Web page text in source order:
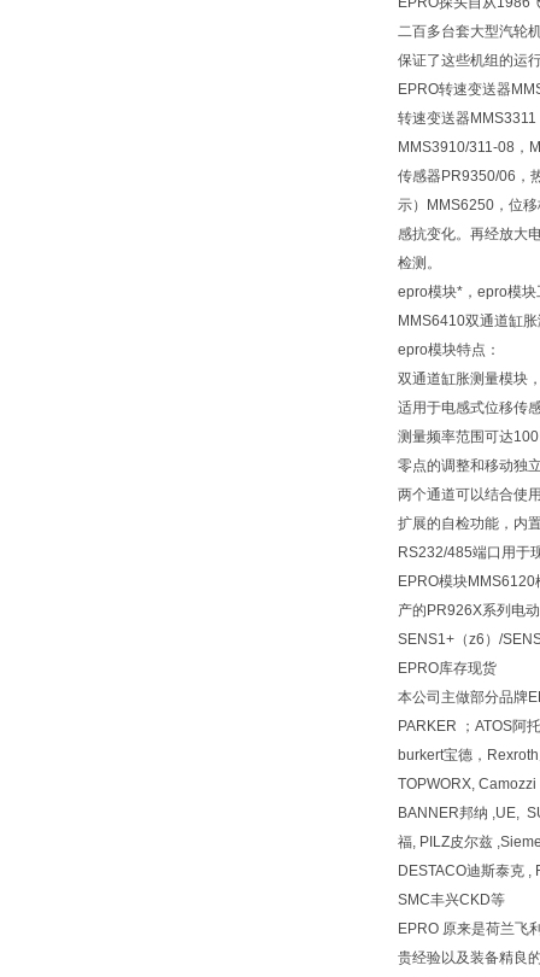
二百多台套大型汽轮
保证了这些机组的运
EPRO转速变送器
转速变送器
MMS3910/311-08，
传感器PR9350/06，
示）MMS6250，位
感抗变化。再经放大
检测。
epro模块*，epro模
MMS6410双通道缸
epro模块特点：
双通道缸胀测量模块
适用于电感式位移传
测量频率范围可达
零点的调整和移动独
两个通道可以结合使
扩展的自检功能，内
RS232/485端口用于
EPRO模块
产的PR926X系列电
SENS1+（z6）/
EPRO库存现货
本公司主做部分品牌
PARKER ；ATOS阿
burkert宝德，
TOPWORX,
BANNER邦纳 ,UE,
福, PILZ皮尔兹
DESTACO迪斯泰克
SMC丰兴CKD等
EPRO 原来是荷兰飞
贵经验以及装备精良